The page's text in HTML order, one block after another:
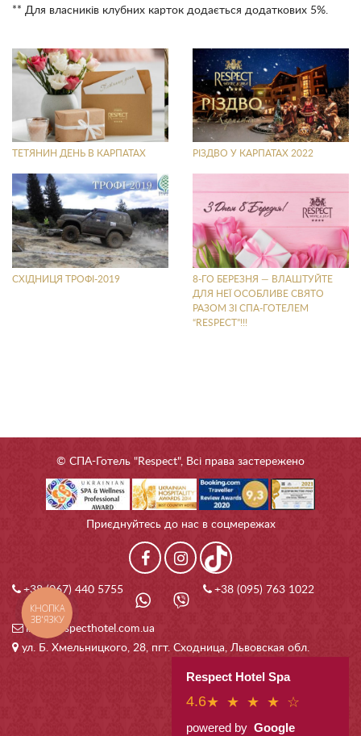
** Для власників клубних карток додається додаткових 5%.
ТЕТЯНИН ДЕНЬ В КАРПАТАХ РІЗДВО У КАРПАТАХ 2022
СХІДНИЦЯ ТРОФІ-2019
8-ГО БЕРЕЗНЯ — ВЛАШТУЙТЕ
ДЛЯ НЕЇ ОСОБЛИВЕ СВЯТО
РАЗОМ ЗІ СПА-ГОТЕЛЕМ
“RESPECT”!!!
© СПА-Готель "Respect", Всі права застережено
Приєднуйтесь до нас в соцмережах
+38 (067) 440 5755 +38 (095) 763 1022
info@respecthotel.com.ua
ул. Б. Хмельницкого, 28, пгт. Сходница, Львовская обл.
Respect Hotel Spa
4.6★ ★ ★ ★ ☆
powered by Google
КНОПКА
ЗВ'ЯЗКУ